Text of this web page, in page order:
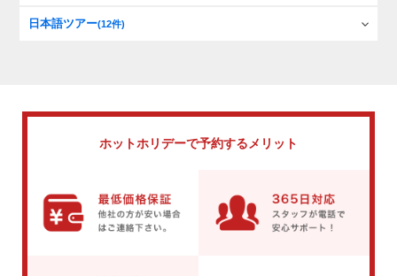
日本語ツアー(12件)
ホットホリデーで予約するメリット